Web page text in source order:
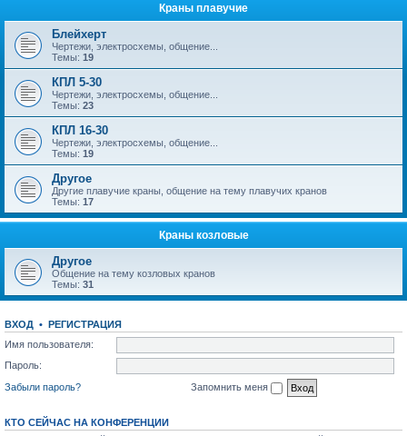
Краны плавучие
Блейхерт
Чертежи, электросхемы, общение...
Темы: 19
КПЛ 5-30
Чертежи, электросхемы, общение...
Темы: 23
КПЛ 16-30
Чертежи, электросхемы, общение...
Темы: 19
Другое
Другие плавучие краны, общение на тему плавучих кранов
Темы: 17
Краны козловые
Другое
Общение на тему козловых кранов
Темы: 31
ВХОД • РЕГИСТРАЦИЯ
Имя пользователя:
Пароль:
Забыли пароль?
Запомнить меня
КТО СЕЙЧАС НА КОНФЕРЕНЦИИ